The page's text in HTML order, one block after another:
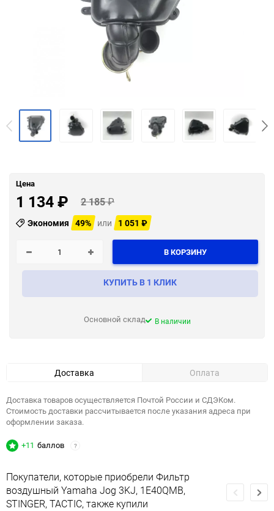
Цена
1 134₽ 2 185₽
Экономия 49% или 1 051 ₽
В КОРЗИНУ
КУПИТЬ В 1 КЛИК
Основной склад В наличии
Доставка Оплата
Доставка товаров осуществляется Почтой России и СДЭКом.
Стоимость доставки рассчитывается после указания адреса при
оформлении заказа.
+11 баллов ?
Покупатели, которые приобрели Фильтр
воздушный Yamaha Jog 3KJ, 1E40QMB,
STINGER, TACTIC, также купили